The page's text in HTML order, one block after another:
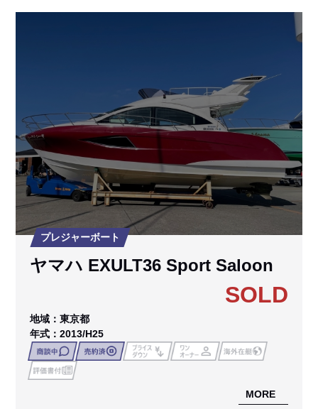
プレジャーボート
ヤマハ EXULT36 Sport Saloon
SOLD
地域：東京都
年式：2013/H25
MORE